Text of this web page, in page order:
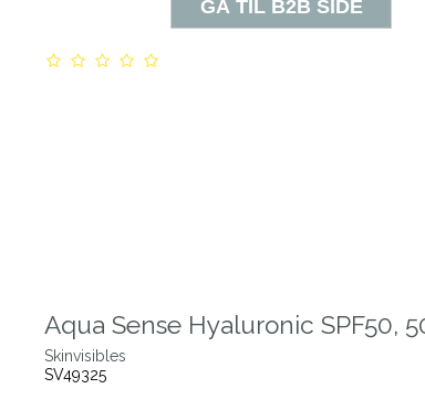
Aqua Sense Hyaluronic SPF50,
Skinvisibles
SV49325